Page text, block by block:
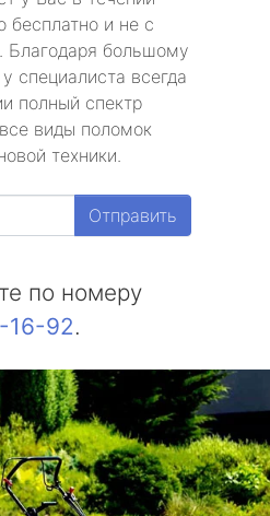
бесплатно и не с
Благодаря большому
специалиста всегда
полный спектр
виды поломок
техники.
Отправить
по номеру
16-92.